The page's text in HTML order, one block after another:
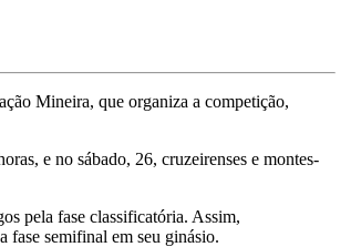
Mineira, que organiza a competição,
e no sábado, 26, cruzeirenses e montes-
pela fase classificatória. Assim,
fase semifinal em seu ginásio.